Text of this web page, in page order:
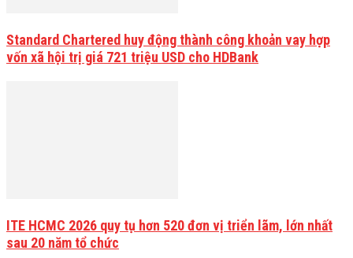
Standard Chartered huy động thành công khoản vay hợp
vốn xã hội trị giá 721 triệu USD cho HDBank
ITE HCMC 2026 quy tụ hơn 520 đơn vị triển lãm, lớn nhất
sau 20 năm tổ chức